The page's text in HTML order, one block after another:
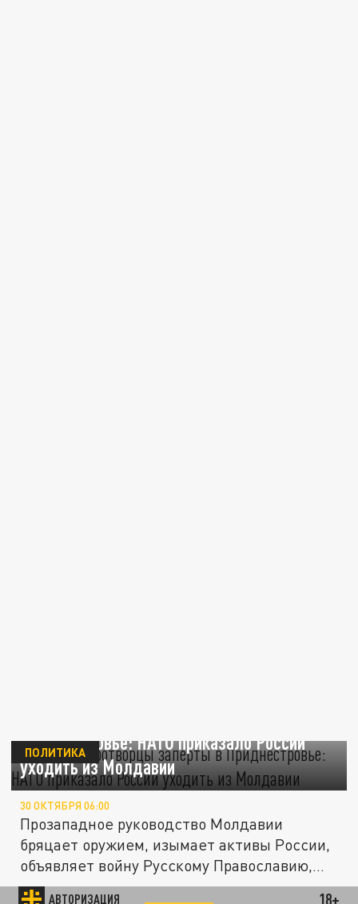
АВТОРИЗАЦИЯ 18+
Приднестровье: НАТО приказало России
уходить из Молдавии
ПОЛИТИКА
30 ОКТЯБРЯ 06:00
Прозападное руководство Молдавии
бряцает оружием, изымает активы России,
объявляет войну Русскому Православию,...